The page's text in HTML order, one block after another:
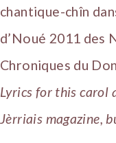
chantique-chîn
d’Noué 2011 des
Chroniques du
Lyrics for this carol
Jèrriais magazine,